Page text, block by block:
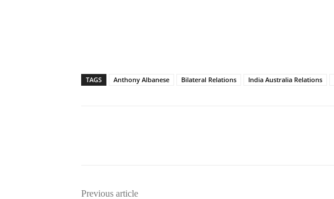
TAGS Anthony Albanese Bilateral Relations India Australia Relations
Previous article